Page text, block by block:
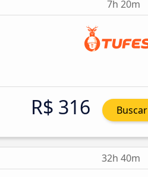
7h 20m
R$ 316 Buscar
32h 40m